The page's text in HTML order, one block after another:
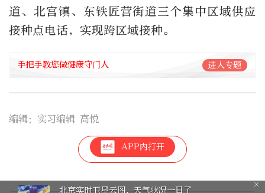
道、北宫镇、东铁匠营街道三个集中区域供应
接种点电话，实现跨区域接种。
手把手教您做健康守门人 进入专题
编辑：实习编辑 高悦
3
APP内打开
棋缘！晒出我的“晚报杯” 有奖征集